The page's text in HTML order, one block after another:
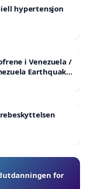
hypertensjon
i Venezuela /
Earthquake
for